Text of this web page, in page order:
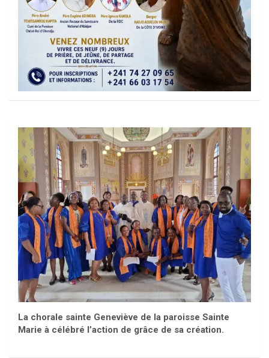
La chorale sainte Geneviève de la paroisse Sainte
Marie à célébré l’action de grâce de sa création.